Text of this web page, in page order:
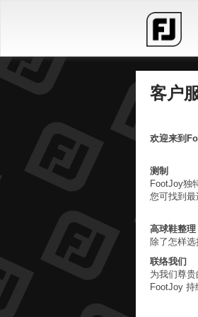
客户
欢迎来到
测制
FootJoy独
您可找到最
高球鞋整理
除了怎样
联络我们
为我们尊
FootJoy 持